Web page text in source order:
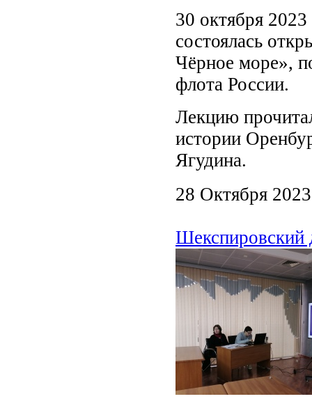
30 октября
состоялась
Чёрное море»,
флота России.
Лекцию
истории
Ягудина.
28 Октября 2023
Шекспировский